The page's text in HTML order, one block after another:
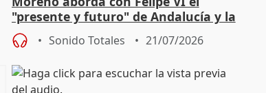
"presente y futuro" de Andalucía y la
preocupación por los incendios
Sonido Totales 21/07/2026